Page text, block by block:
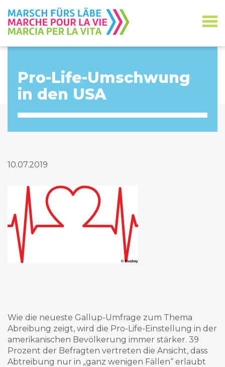
Pro-Life-Umschwung
in den USA
10.07.2019
Wie die neueste Gallup-Umfrage zum Thema
Abreibung zeigt, wird die Pro-Life-Einstellung in der
amerikanischen Bevölkerung immer stärker. 39
Prozent der Befragten vertreten die Ansicht, dass
Abtreibung nur in „ganz wenigen Fällen“ erlaubt